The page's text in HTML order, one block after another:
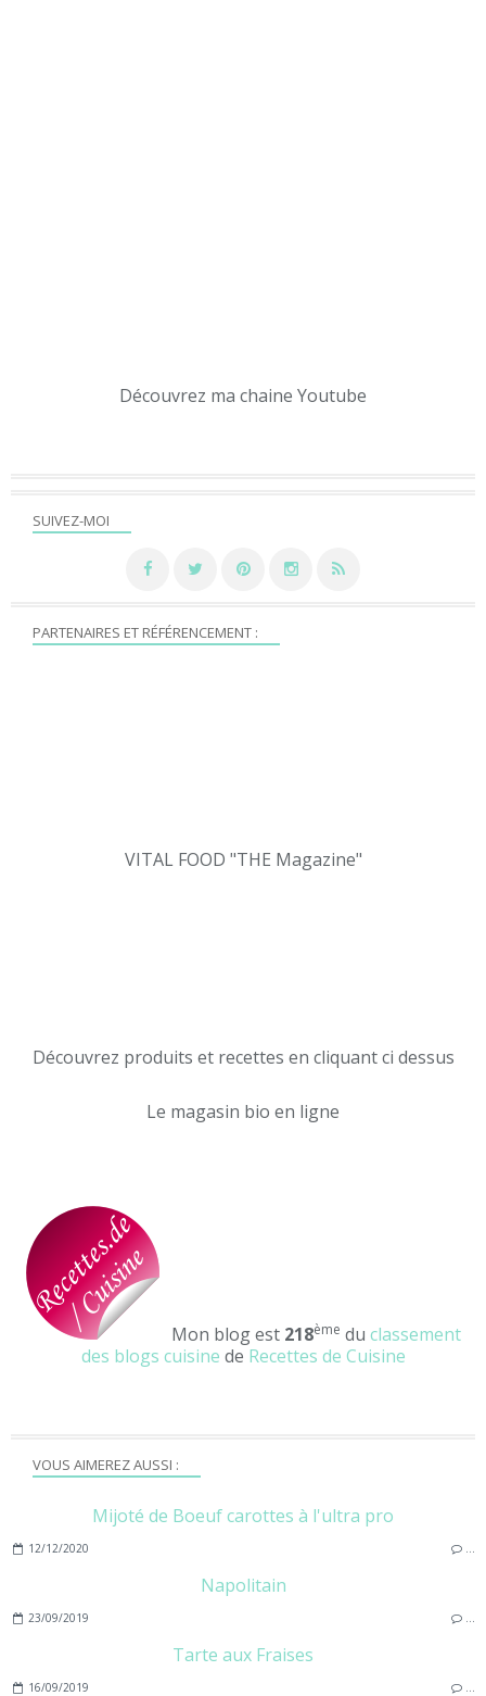
SUIVEZ-MOI
VOUS AIMEREZ AUSSI :
Mijoté de Boeuf carottes à l'ultra pro
12/12/2020
Napolitain
23/09/2019
Tarte aux Fraises
16/09/2019
Découvrez ma chaine Youtube
PARTENAIRES ET RÉFÉRENCEMENT :
VITAL FOOD "THE Magazine"
Découvrez produits et recettes en cliquant ci dessus
Le magasin bio en ligne
Mon blog est 218ème du classement
des blogs cuisine de Recettes de Cuisine